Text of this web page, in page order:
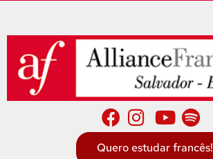
Quero estudar francês!